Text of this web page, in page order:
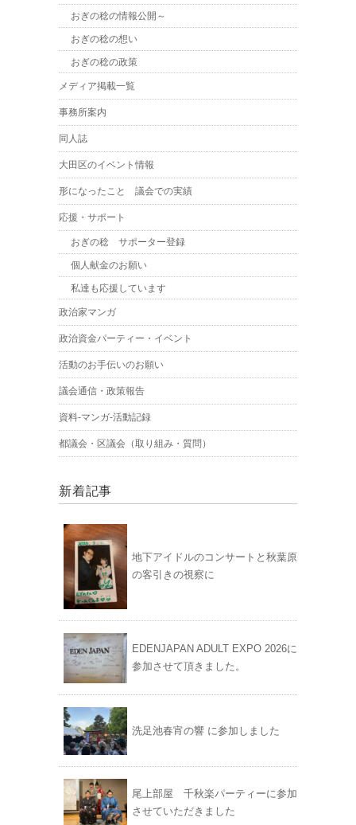
おぎの稔の情報公開～
おぎの稔の想い
おぎの稔の政策
メディア掲載一覧
事務所案内
同人誌
大田区のイベント情報
形になったこと 議会での実績
応援・サポート
おぎの稔 サポーター登録
個人献金のお願い
私達も応援しています
政治家マンガ
政治資金パーティー・イベント
活動のお手伝いのお願い
議会通信・政策報告
資料-マンガ-活動記録
都議会・区議会（取り組み・質問）
新着記事
地下アイドルのコンサートと秋葉原
の客引きの視察に
EDENJAPAN ADULT EXPO 2026に
参加させて頂きました。
洗足池春宵の響 に参加しました
尾上部屋 千秋楽パーティーに参加
させていただきました